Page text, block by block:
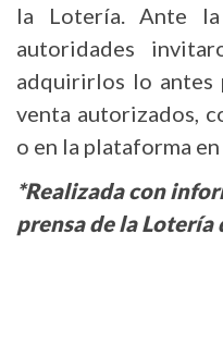
la Lotería. Ante la
autoridades
adquirirlos lo antes
venta autorizados,
o en la plataforma
*Realizada con
prensa de la Lotería